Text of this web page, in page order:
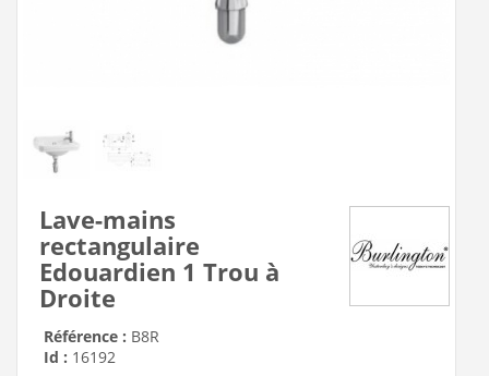
Lave-mains
rectangulaire
Edouardien 1 Trou à
Droite
Référence : B8R
Id : 16192